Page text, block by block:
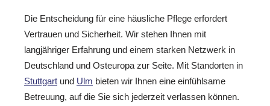
Die Entscheidung für eine häusliche Pflege erfordert
Vertrauen und Sicherheit. Wir stehen Ihnen mit
langjähriger Erfahrung und einem starken Netzwerk in
Deutschland und Osteuropa zur Seite. Mit Standorten in
Stuttgart und Ulm bieten wir Ihnen eine einfühlsame
Betreuung, auf die Sie sich jederzeit verlassen können.